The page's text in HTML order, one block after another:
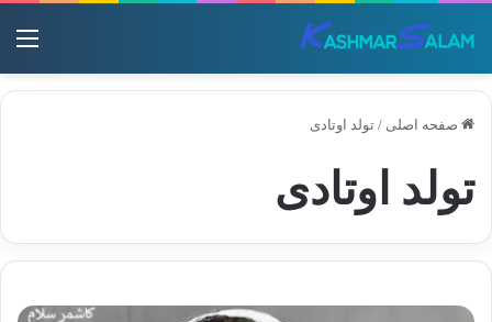
صفحه اصلی / تولد اوتادی
تولد اوتادی